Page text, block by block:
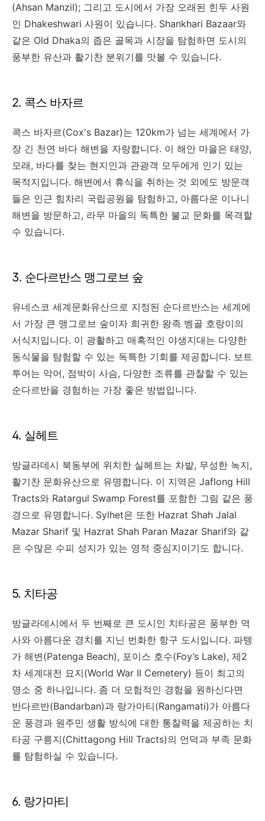
(Ahsan Manzil); 그리고 도시에서 가장 오래된 힌두 사원
인 Dhakeshwari 사원이 있습니다. Shankhari Bazaar와
같은 Old Dhaka의 좁은 골목과 시장을 탐험하면 도시의
풍부한 유산과 활기찬 분위기를 맛볼 수 있습니다.
2. 콕스 바자르
콕스 바자르(Cox's Bazar)는 120km가 넘는 세계에서 가
장 긴 천연 바다 해변을 자랑합니다. 이 해안 마을은 태양,
모래, 바다를 찾는 현지인과 관광객 모두에게 인기 있는
목적지입니다. 해변에서 휴식을 취하는 것 외에도 방문객
들은 인근 힘차리 국립공원을 탐험하고, 아름다운 이나니
해변을 방문하고, 라무 마을의 독특한 불교 문화를 목격할
수 있습니다.
3. 순다르반스 맹그로브 숲
유네스코 세계문화유산으로 지정된 순다르반스는 세계에
서 가장 큰 맹그로브 숲이자 희귀한 왕족 벵골 호랑이의
서식지입니다. 이 광활하고 매혹적인 야생지대는 다양한
동식물을 탐험할 수 있는 독특한 기회를 제공합니다. 보트
투어는 악어, 점박이 사슴, 다양한 조류를 관찰할 수 있는
순다르반을 경험하는 가장 좋은 방법입니다.
4. 실헤트
방글라데시 북동부에 위치한 실헤트는 차밭, 무성한 녹지,
활기찬 문화유산으로 유명합니다. 이 지역은 Jaflong Hill
Tracts와 Ratargul Swamp Forest를 포함한 그림 같은 풍
경으로 유명합니다. Sylhet은 또한 Hazrat Shah Jalal
Mazar Sharif 및 Hazrat Shah Paran Mazar Sharif와 같
은 수많은 수피 성지가 있는 영적 중심지이기도 합니다.
5. 치타공
방글라데시에서 두 번째로 큰 도시인 치타공은 풍부한 역
사와 아름다운 경치를 지닌 번화한 항구 도시입니다. 파텡
가 해변(Patenga Beach), 포이스 호수(Foy’s Lake), 제2
차 세계대전 묘지(World War II Cemetery) 등이 최고의
명소 중 하나입니다. 좀 더 모험적인 경험을 원하신다면
반다르반(Bandarban)과 랑가마티(Rangamati)가 아름다
운 풍경과 원주민 생활 방식에 대한 통찰력을 제공하는 치
타공 구릉지(Chittagong Hill Tracts)의 언덕과 부족 문화
를 탐험하실 수 있습니다.
6. 랑가마티